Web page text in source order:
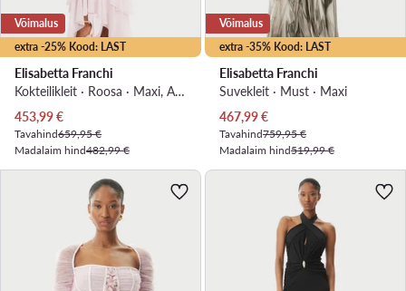
extra -25% Kood: LAST
Võimalus
Elisabetta Franchi
Kokteilikleit · Roosa · Maxi, Asümmeetriline
Praegune hind
453,99€
Tavahind659,95 €
Madalaim hind482,99 €
extra -35% Kood: LAST
Võimalus
Elisabetta Franchi
Suvekleit · Must · Maxi
Praegune hind
467,99€
Tavahind759,95 €
Madalaim hind519,99 €